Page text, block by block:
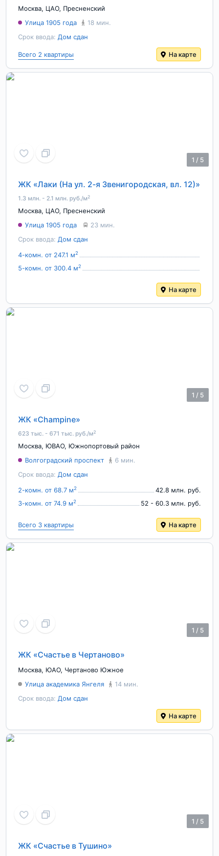
Москва, ЦАО, Пресненский
Срок ввода: Дом сдан
Улица 1905 года 18 мин.
Всего 2 квартиры На карте
1 / 5
ЖК «Лаки (На ул. 2-я Звенигородская, вл. 12)»
1.3 млн. - 2.1 млн. руб./м2
Москва, ЦАО, Пресненский
Срок ввода: Дом сдан
Улица 1905 года 23 мин.
4-комн. от 247.1 м2
5-комн. от 300.4 м2
На карте
1 / 5
ЖК «Champine»
623 тыс. - 671 тыс. руб./м2
Москва, ЮВАО, Южнопортовый район
Срок ввода: Дом сдан
Волгоградский проспект 6 мин.
2-комн. от 68.7 м2
42.8 млн. руб.
3-комн. от 74.9 м2 52 - 60.3 млн. руб.
Всего 3 квартиры На карте
1 / 5
ЖК «Счастье в Чертаново»
Москва, ЮАО, Чертаново Южное
Срок ввода: Дом сдан
Улица академика Янгеля 14 мин.
На карте
1 / 5
ЖК «Счастье в Тушино»